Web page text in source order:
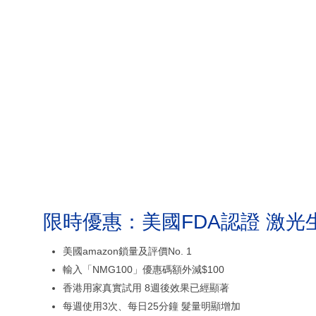
限時優惠：美國FDA認證 激光
美國amazon鎖量及評價No. 1
輸入「NMG100」優惠碼額外減$100
香港用家真實試用 8週後效果已經顯著
每週使用3次、每日25分鐘 髮量明顯增加